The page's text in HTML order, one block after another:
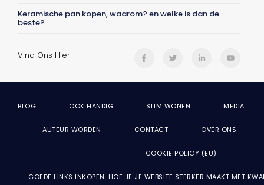
Keramische pan kopen, waarom? en welke is dan de
beste?
Vind Ons Hier
BLOG OOK HANDIG SLIM WONEN MEDIA
AUTEUR WORDEN CONTACT OVER ONS
COOKIE POLICY (EU)
GOEDE LINKS INKOPEN: HOE JE JE WEBSITE STERKER MAAKT MET